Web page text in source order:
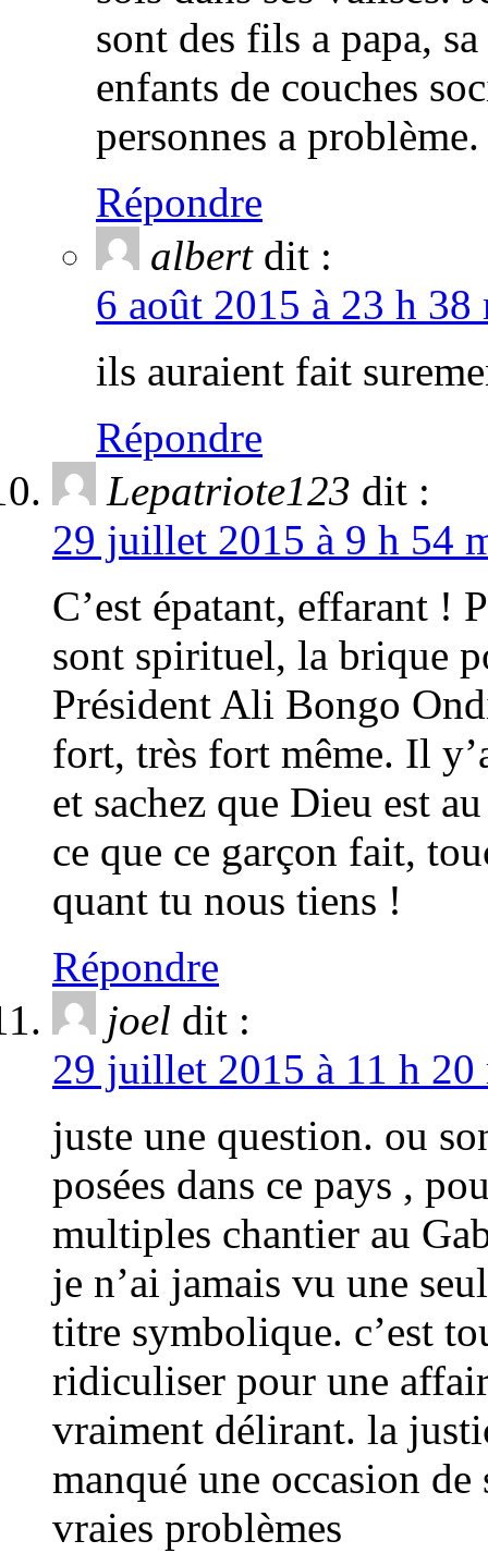
sont des fils a papa,
enfants de couches
personnes a
Répondre
albert dit :
6 août 2015 à 23 h
ils auraient fait
Répondre
Lepatriote123 dit :
29 juillet 2015 à 9 h 54
C’est épatant, effarant !
sont spirituel, la brique
Président Ali Bongo
fort, très fort même. Il
et sachez que Dieu est
ce que ce garçon fait,
quant tu nous tiens !
Répondre
joel dit :
29 juillet 2015 à 11 h
juste une question. ou
posées dans ce pays ,
multiples chantier au
je n’ai jamais vu une
titre symbolique. c’est
ridiculiser pour une
vraiment délirant. la
manqué une occasion de
vraies problèmes